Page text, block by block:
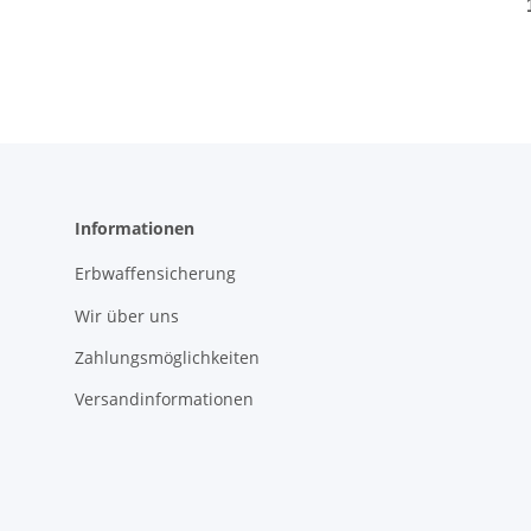
Informationen
Erbwaffensicherung
Wir über uns
Zahlungsmöglichkeiten
Versandinformationen